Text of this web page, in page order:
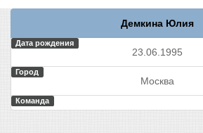
Демкина Юлия
Дата рождения
23.06.1995
Город
Москва
Команда